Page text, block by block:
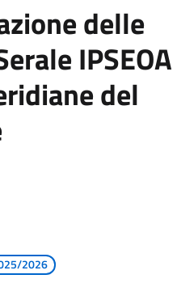
delle
IPSEOA
del
2026